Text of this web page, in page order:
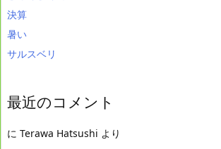
決算
暑い
サルスベリ
最近のコメント
に Terawa Hatsushi より